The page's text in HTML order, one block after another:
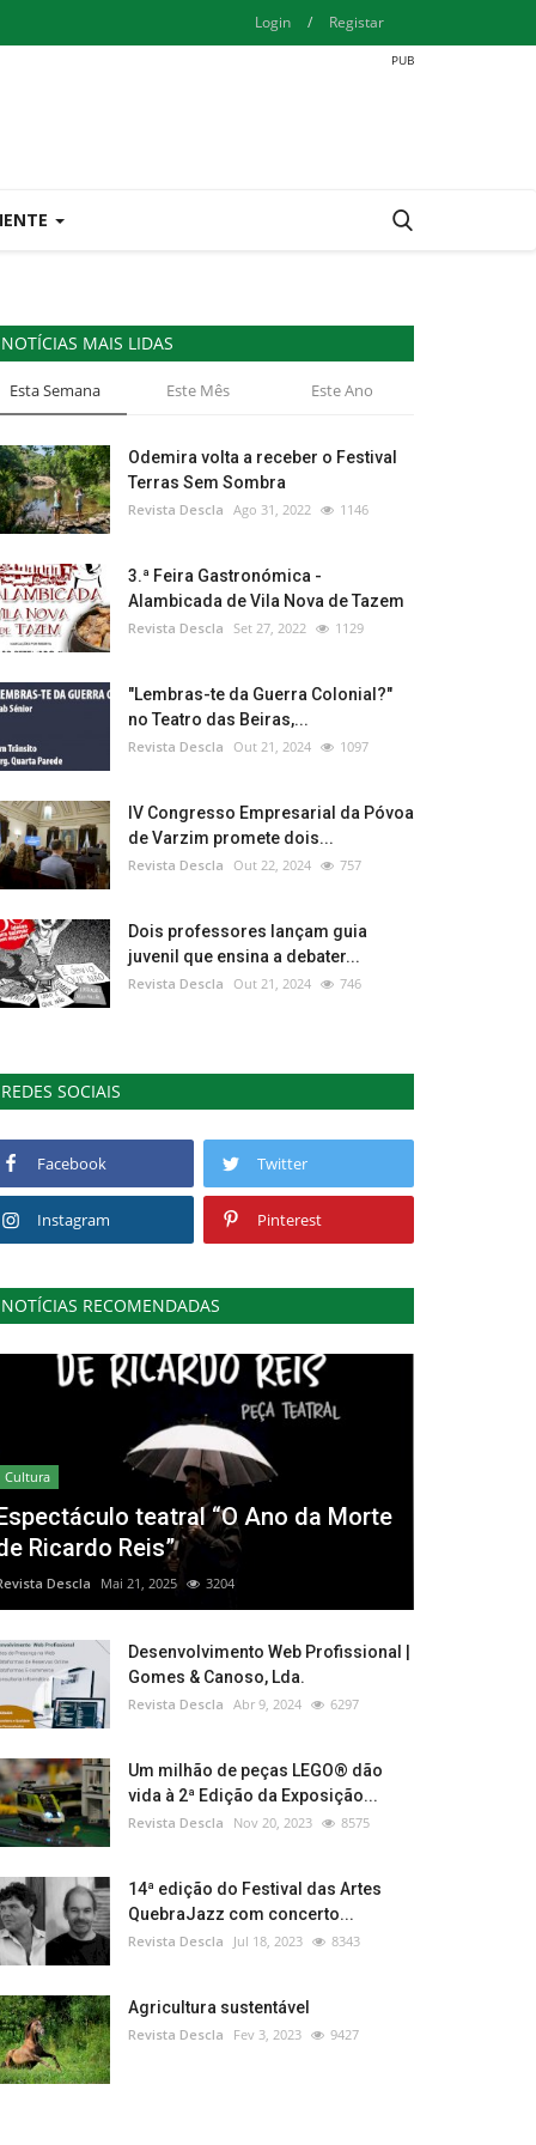
Login / Registar
NOTÍCIAS MAIS LIDAS
Esta Semana Este Mês Este Ano
Odemira volta a receber o Festival
Terras Sem Sombra
Revista Descla Ago 31, 2022 1146
3.ª Feira Gastronómica -
Alambicada de Vila Nova de Tazem
Revista Descla Set 27, 2022 1129
"Lembras-te da Guerra Colonial?"
no Teatro das Beiras,...
Revista Descla Out 21, 2024 1097
IV Congresso Empresarial da Póvoa
de Varzim promete dois...
Revista Descla Out 22, 2024 757
Dois professores lançam guia
juvenil que ensina a debater...
Revista Descla Out 21, 2024 746
REDES SOCIAIS
Facebook Twitter
Instagram Pinterest
NOTÍCIAS RECOMENDADAS
Cultura
teatral “O Ano da Morte
Ricardo Reis”
Descla Mai 21, 2025 3204
Desenvolvimento Web Profissional |
Gomes & Canoso, Lda.
Revista Descla Abr 9, 2024 6297
Um milhão de peças LEGO® dão
vida à 2ª Edição da Exposição...
Revista Descla Nov 20, 2023 8575
14ª edição do Festival das Artes
QuebraJazz com concerto...
Revista Descla Jul 18, 2023 8343
Agricultura sustentável
Revista Descla Fev 3, 2023 9427